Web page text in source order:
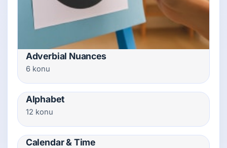
Adverbial Nuances
6 konu
Alphabet
12 konu
Calendar & Time